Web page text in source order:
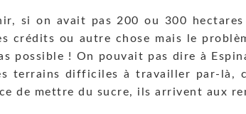
si on avait pas 200 ou 300
ou autre chose mais le
possible ! On pouvait pas dire à
terrains difficiles à travailler par-là,
de mettre du sucre, ils arrivent aux